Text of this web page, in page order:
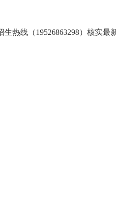
热线（19526863298）核实最